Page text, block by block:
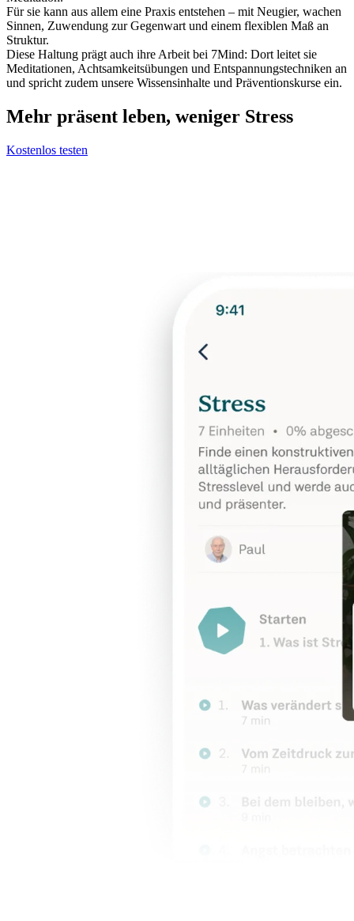
Für sie kann aus allem eine Praxis entstehen – mit Neugier, wachen
Sinnen, Zuwendung zur Gegenwart und einem flexiblen Maß an
Struktur.
Diese Haltung prägt auch ihre Arbeit bei 7Mind: Dort leitet sie
Meditationen, Achtsamkeitsübungen und Entspannungstechniken an
und spricht zudem unsere Wissensinhalte und Präventionskurse ein.
Mehr präsent leben, weniger Stress
Kostenlos testen